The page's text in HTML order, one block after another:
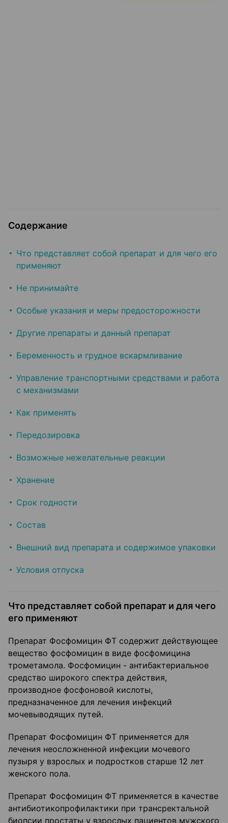
Содержание
Что представляет собой препарат и для чего его
применяют
Не принимайте
Особые указания и меры предосторожности
Другие препараты и данный препарат
Беременность и грудное вскармливание
Управление транспортными средствами и работа
с механизмами
Как применять
Передозировка
Возможные нежелательные реакции
Хранение
Срок годности
Состав
Внешний вид препарата и содержимое упаковки
Условия отпуска
Что представляет собой препарат и для чего
его применяют
Препарат Фосфомицин ФТ содержит действующее
вещество фосфомицин в виде фосфомицина
трометамола. Фосфомицин - антибактериальное
средство широкого спектра действия,
производное фосфоновой кислоты,
предназначенное для лечения инфекций
мочевыводящих путей.
Препарат Фосфомицин ФТ применяется для
лечения неосложненной инфекции мочевого
пузыря у взрослых и подростков старше 12 лет
женского пола.
Препарат Фосфомицин ФТ применяется в качестве
антибиотикопрофилактики при трансректальной
биопсии простаты у взрослых пациентов мужского